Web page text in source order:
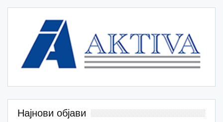
Најнови објави